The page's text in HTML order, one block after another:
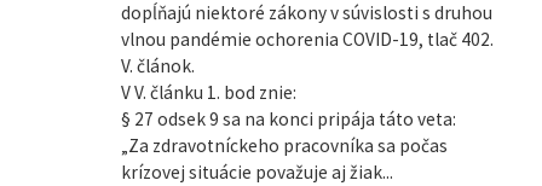
dopĺňajú niektoré zákony v súvislosti s druhou
vlnou pandémie ochorenia COVID-19, tlač 402.
V. článok.
V V. článku 1. bod znie:
§ 27 odsek 9 sa na konci pripája táto veta:
„Za zdravotníckeho pracovníka sa počas
krízovej situácie považuje aj žiak...